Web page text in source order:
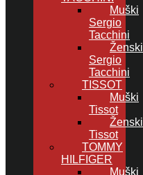
Muški
Sergio
Tacchini
Ženski
Sergio
Tacchini
TISSOT
Muški
Tissot
Ženski
Tissot
TOMMY
HILFIGER
Muški